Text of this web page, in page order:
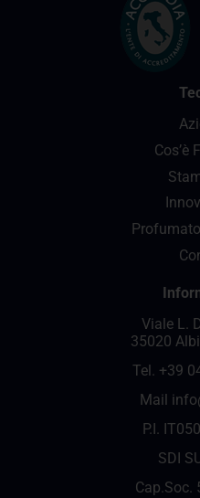
Cos’è
Viale L.
35020
Tel. +39
Mail
P.I.
SDI
Cap.Soc.